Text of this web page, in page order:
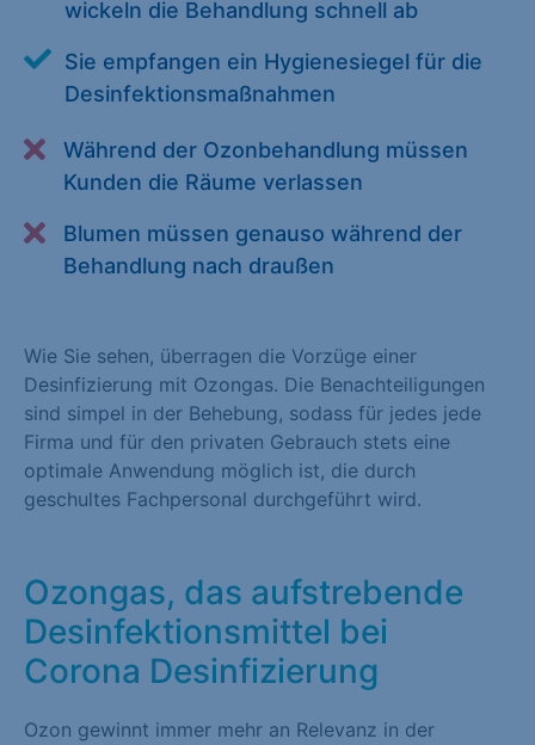
wickeln die Behandlung schnell ab
Sie empfangen ein Hygienesiegel für die
Desinfektionsmaßnahmen
Während der Ozonbehandlung müssen
Kunden die Räume verlassen
Blumen müssen genauso während der
Behandlung nach draußen
Wie Sie sehen, überragen die Vorzüge einer
Desinfizierung mit Ozongas. Die Benachteiligungen
sind simpel in der Behebung, sodass für jedes jede
Firma und für den privaten Gebrauch stets eine
optimale Anwendung möglich ist, die durch
geschultes Fachpersonal durchgeführt wird.
Ozongas, das aufstrebende
Desinfektionsmittel bei
Corona Desinfizierung
Ozon gewinnt immer mehr an Relevanz in der
Alle akzeptieren Speichern
Essenziell (1)
Essenzielle Cookies ermöglichen grundlegende Funktionen und
Statistik Cookies erfassen Informationen anonym. Diese
Informationen helfen uns zu verstehen, wie unsere Besucher
unsere Website nutzen. Statistik Cookies erfassen Informationen
anonym. Diese Informationen helfen uns zu verstehen, wie
unsere Besucher unsere Website nutzen.
Cookie-Informationen anzeigen
Marketing-Cookies werden von Drittanbietern oder Publishern
verwendet, um personalisierte Werbung anzuzeigen. Sie tun
dies, indem sie Besucher über Websites hinweg verfolgen.